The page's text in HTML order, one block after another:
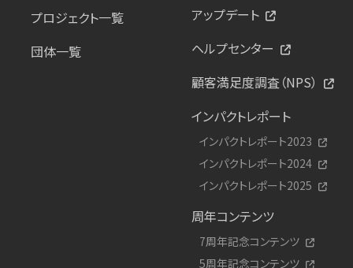
プロジェクト一覧
団体一覧
アップデート
ヘルプセンター
顧客満足度調査（NPS）
インパクトレポート
インパクトレポート2023
インパクトレポート2024
インパクトレポート2025
周年コンテンツ
7周年記念コンテンツ
5周年記念コンテンツ